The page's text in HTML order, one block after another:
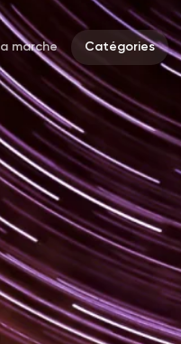
marche Catégories